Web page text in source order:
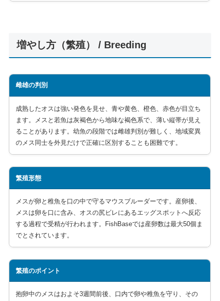
増やし方（繁殖） / Breeding
雌雄の判別
成熟したオスは強い発色を見せ、青や黄色、橙色、赤色が目立ち
ます。メスと若魚は灰褐色から地味な褐色系で、薄い縦帯が見え
ることがあります。幼魚の段階では雌雄判別が難しく、地域変異
のメス同士を外見だけで正確に区別することも困難です。
繁殖形態
メスが卵と稚魚を口の中で守るマウスブルーダーです。産卵後、
メスは卵を口に含み、オスの尻ビレにあるエッグスポットへ反応
する過程で受精が行われます。FishBaseでは産卵数は最大50個ま
でとされています。
繁殖のポイント
抱卵中のメスはおよそ3週間前後、口内で卵や稚魚を守り、その